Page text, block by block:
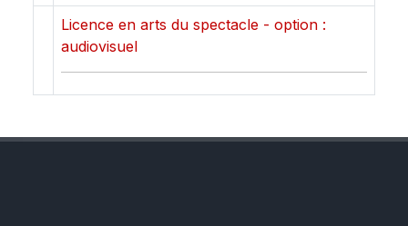
Licence en arts du spectacle - option :
audiovisuel